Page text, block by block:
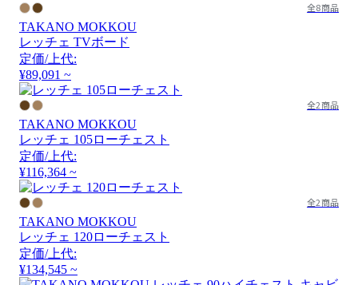
全8商品
TAKANO MOKKOU
レッチェ TVボード
定価/上代:
¥89,091 ~
全2商品
TAKANO MOKKOU
レッチェ 105ローチェスト
定価/上代:
¥116,364 ~
全2商品
TAKANO MOKKOU
レッチェ 120ローチェスト
定価/上代:
¥134,545 ~